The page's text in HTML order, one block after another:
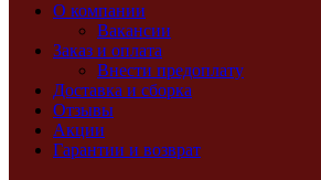
О компании
Вакансии
Заказ и оплата
Внести предоплату
Доставка и сборка
Отзывы
Акции
Гарантии и возврат